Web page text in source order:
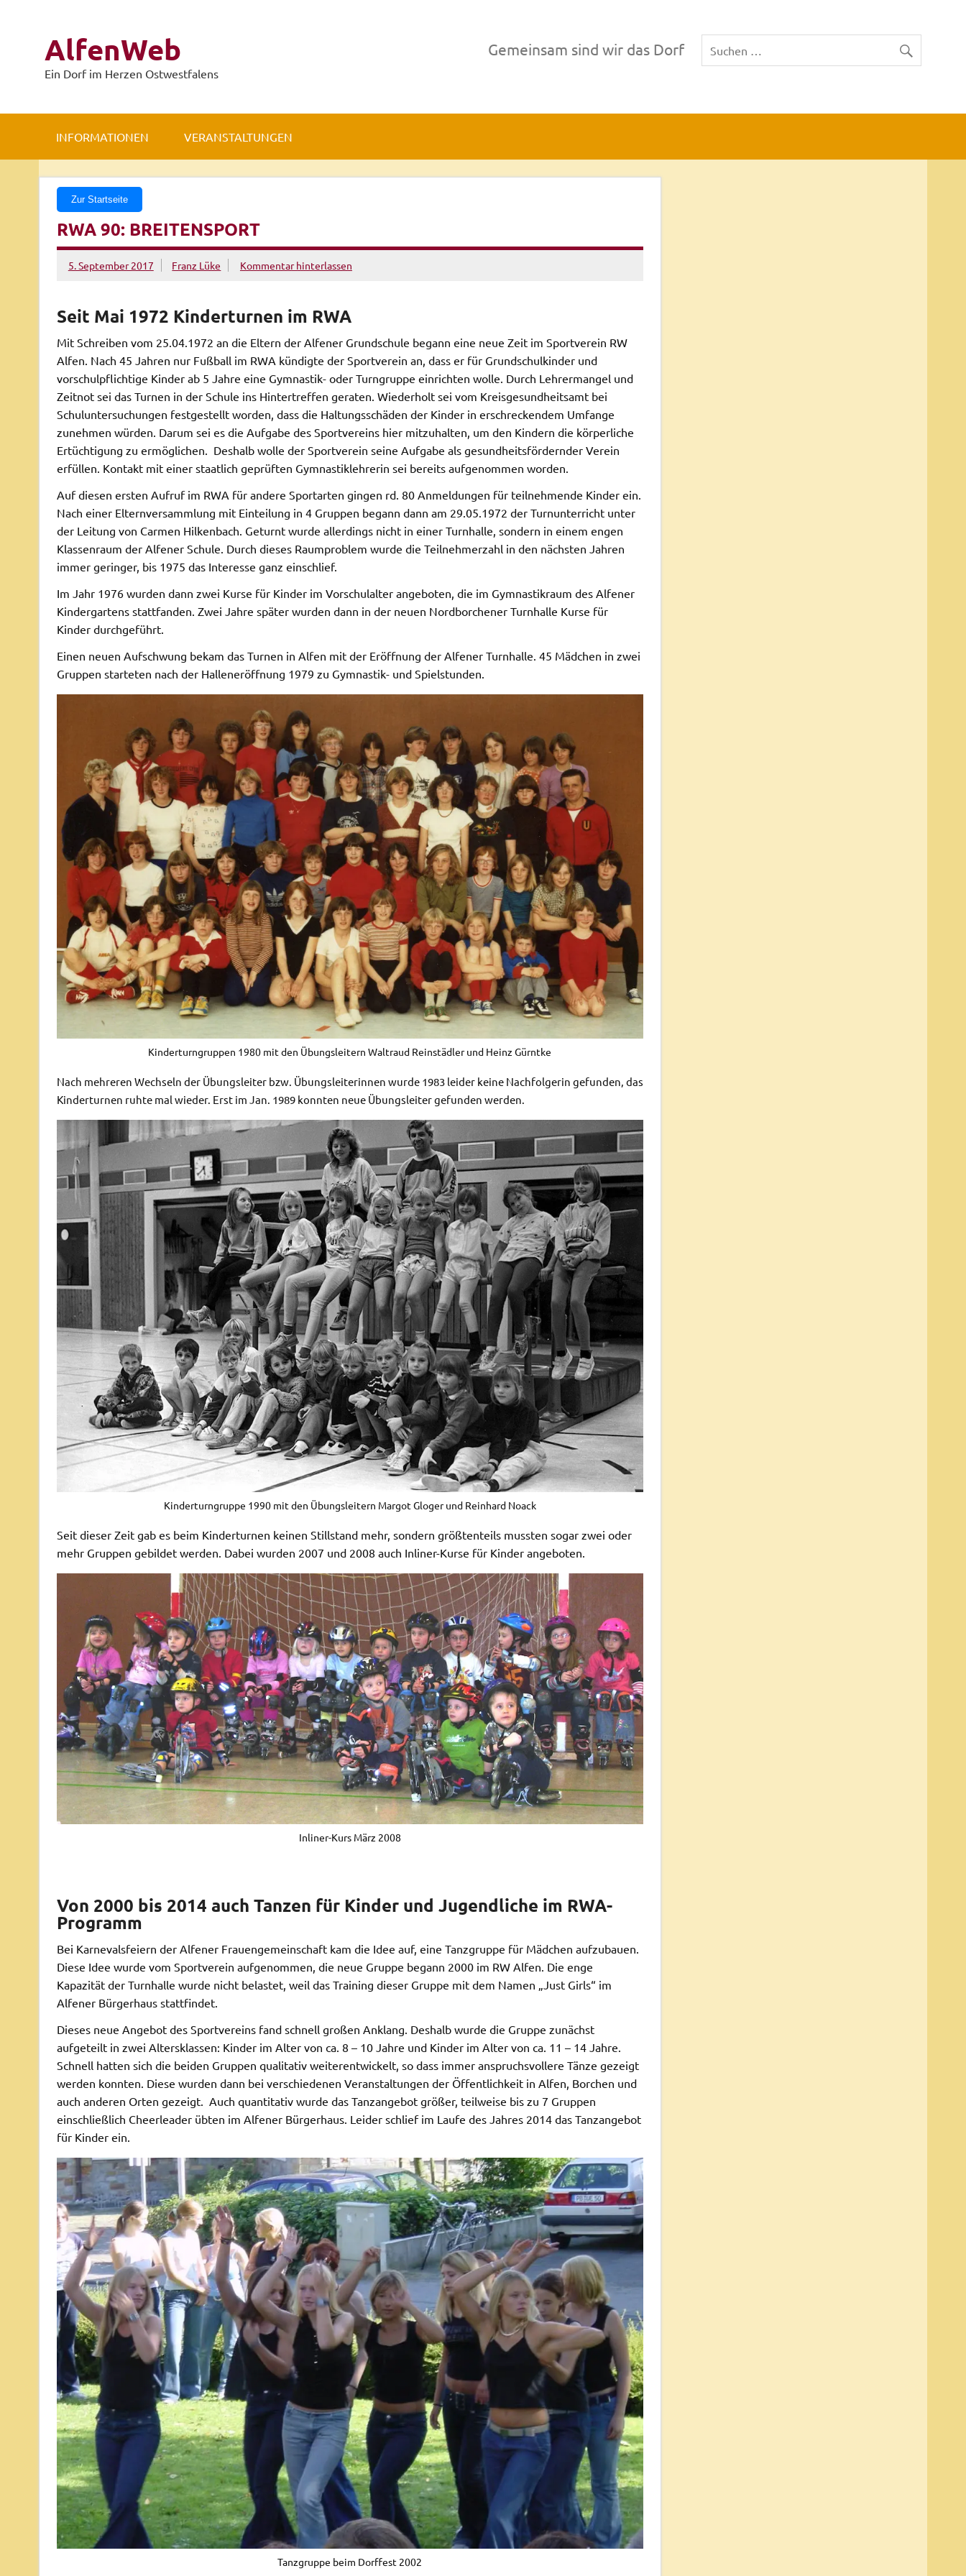
AlfenWeb
Ein Dorf im Herzen Ostwestfalens
Gemeinsam sind wir das Dorf
INFORMATIONEN VERANSTALTUNGEN
Zur Startseite
RWA 90: BREITENSPORT
5. September 2017 Franz Lüke Kommentar hinterlassen
Seit Mai 1972 Kinderturnen im RWA
Mit Schreiben vom 25.04.1972 an die Eltern der Alfener Grundschule begann eine neue Zeit im Sportverein RW
Alfen. Nach 45 Jahren nur Fußball im RWA kündigte der Sportverein an, dass er für Grundschulkinder und
vorschulpflichtige Kinder ab 5 Jahre eine Gymnastik- oder Turngruppe einrichten wolle. Durch Lehrermangel und
Zeitnot sei das Turnen in der Schule ins Hintertreffen geraten. Wiederholt sei vom Kreisgesundheitsamt bei
Schuluntersuchungen festgestellt worden, dass die Haltungsschäden der Kinder in erschreckendem Umfange
zunehmen würden. Darum sei es die Aufgabe des Sportvereins hier mitzuhalten, um den Kindern die körperliche
Ertüchtigung zu ermöglichen. Deshalb wolle der Sportverein seine Aufgabe als gesundheitsfördernder Verein
erfüllen. Kontakt mit einer staatlich geprüften Gymnastiklehrerin sei bereits aufgenommen worden.
Auf diesen ersten Aufruf im RWA für andere Sportarten gingen rd. 80 Anmeldungen für teilnehmende Kinder ein.
Nach einer Elternversammlung mit Einteilung in 4 Gruppen begann dann am 29.05.1972 der Turnunterricht unter
der Leitung von Carmen Hilkenbach. Geturnt wurde allerdings nicht in einer Turnhalle, sondern in einem engen
Klassenraum der Alfener Schule. Durch dieses Raumproblem wurde die Teilnehmerzahl in den nächsten Jahren
immer geringer, bis 1975 das Interesse ganz einschlief.
Im Jahr 1976 wurden dann zwei Kurse für Kinder im Vorschulalter angeboten, die im Gymnastikraum des Alfener
Kindergartens stattfanden. Zwei Jahre später wurden dann in der neuen Nordborchener Turnhalle Kurse für
Kinder durchgeführt.
Einen neuen Aufschwung bekam das Turnen in Alfen mit der Eröffnung der Alfener Turnhalle. 45 Mädchen in zwei
Gruppen starteten nach der Halleneröffnung 1979 zu Gymnastik- und Spielstunden.
Kinderturngruppen 1980 mit den Übungsleitern Waltraud Reinstädler und Heinz Gürntke
Nach mehreren Wechseln der Übungsleiter bzw. Übungsleiterinnen wurde 1983 leider keine Nachfolgerin gefunden, das
Kinderturnen ruhte mal wieder. Erst im Jan. 1989 konnten neue Übungsleiter gefunden werden.
Kinderturngruppe 1990 mit den Übungsleitern Margot Gloger und Reinhard Noack
Seit dieser Zeit gab es beim Kinderturnen keinen Stillstand mehr, sondern größtenteils mussten sogar zwei oder
mehr Gruppen gebildet werden. Dabei wurden 2007 und 2008 auch Inliner-Kurse für Kinder angeboten.
Inliner-Kurs März 2008
Von 2000 bis 2014 auch Tanzen für Kinder und Jugendliche im RWA-
Programm
Bei Karnevalsfeiern der Alfener Frauengemeinschaft kam die Idee auf, eine Tanzgruppe für Mädchen aufzubauen.
Diese Idee wurde vom Sportverein aufgenommen, die neue Gruppe begann 2000 im RW Alfen. Die enge
Kapazität der Turnhalle wurde nicht belastet, weil das Training dieser Gruppe mit dem Namen „Just Girls“ im
Alfener Bürgerhaus stattfindet.
Dieses neue Angebot des Sportvereins fand schnell großen Anklang. Deshalb wurde die Gruppe zunächst
aufgeteilt in zwei Altersklassen: Kinder im Alter von ca. 8 – 10 Jahre und Kinder im Alter von ca. 11 – 14 Jahre.
Schnell hatten sich die beiden Gruppen qualitativ weiterentwickelt, so dass immer anspruchsvollere Tänze gezeigt
werden konnten. Diese wurden dann bei verschiedenen Veranstaltungen der Öffentlichkeit in Alfen, Borchen und
auch anderen Orten gezeigt. Auch quantitativ wurde das Tanzangebot größer, teilweise bis zu 7 Gruppen
einschließlich Cheerleader übten im Alfener Bürgerhaus. Leider schlief im Laufe des Jahres 2014 das Tanzangebot
für Kinder ein.
Tanzgruppe beim Dorffest 2002